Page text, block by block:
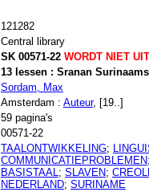
121282
Central library
SK 00571-22WORDT NIET
13 lessen : Sranan
Sordam, Max
Amsterdam : Auteur, [19..]
59 pagina's
00571-22
TAALONTWIKKELING;
COMMUNICATIEPROBLEMEN
BASISTAAL ; SLAVEN;
NEDERLAND; SURINAME